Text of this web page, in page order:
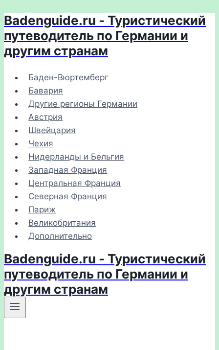
Перейти
к
содержимому
Badenguide.ru - Туристический
путеводитель по Германии и
другим странам
Баден-Вюртемберг
Бавария
Другие регионы Германии
Австрия
Швейцария
Чехия
Нидерланды и Бельгия
Западная Франция
Центральная Франция
Северная Франция
Париж
Великобритания
Дополнительно
Badenguide.ru - Туристический
путеводитель по Германии и
другим странам